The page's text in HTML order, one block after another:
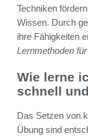
Techniken
Wissen. Durch
ihre Fähigkeiten
Lernmethoden
Wie lerne
schnell
Das Setzen von
Übung sind